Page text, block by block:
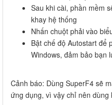
Sau khi cài, phần mềm
khay hệ thống
Nhấn chuột phải vào
Bật chế độ Autostart để
Windows, đảm bảo bạn
Cảnh báo: Dùng SuperF4 sẽ
ứng dụng, vì vậy chỉ nên